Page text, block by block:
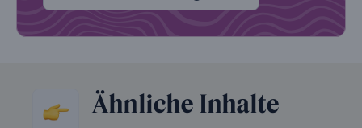
Ähnliche Inhalte